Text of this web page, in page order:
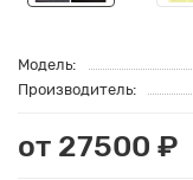
Модель:
Производитель:
от 27500 ₽